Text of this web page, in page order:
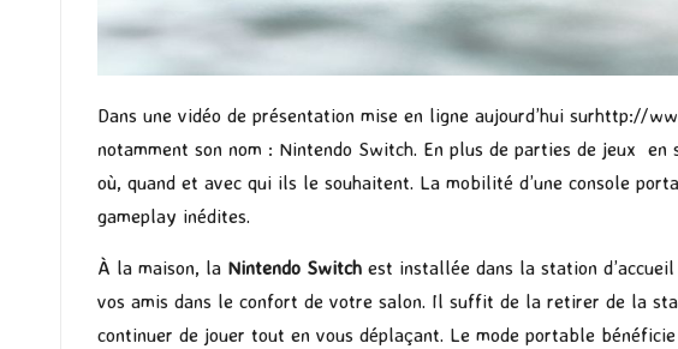
Dans une vidéo de présentation mise en ligne aujourd’hui surhttp://
notamment son nom : Nintendo Switch. En plus de parties de jeux
où, quand et avec qui ils le souhaitent. La mobilité d’une console
gameplay inédites.
À la maison, la Nintendo Switch est installée dans la station d’accueil
vos amis dans le confort de votre salon. Il suffit de la retirer de la
continuer de jouer tout en vous déplaçant. Le mode portable